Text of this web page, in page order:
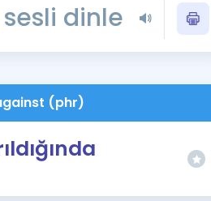
YDS - YÖKDİL
İngilizce
sesli dinle
(phr)